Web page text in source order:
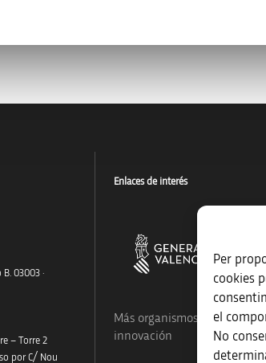
Per
cookies
el
No
03003 ·
– Torre 2
por C/ Nou
Enlaces de interés
Más organismos que
innovación